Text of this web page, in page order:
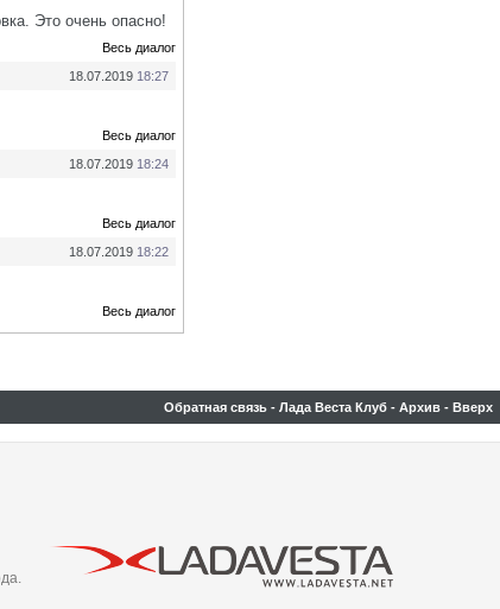
Это очень опасно!
Весь диалог
18.07.2019 18:27
Весь диалог
18.07.2019 18:24
Весь диалог
18.07.2019 18:22
Весь диалог
Обратная связь - Лада Веста Клуб - Архив - Вверх